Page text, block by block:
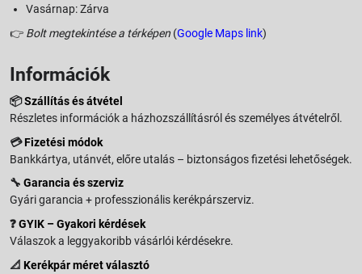
Vasárnap: Zárva
👉 Bolt megtekintése a térképen (Google Maps link)
Információk
📦Szállítás és átvétel
Részletes információk a házhozszállításról és személyes átvételről.
💳Fizetési módok
Bankkártya, utánvét, előre utalás – biztonságos fizetési lehetőségek.
🔧 Garancia és szerviz
Gyári garancia + professzionális kerékpárszerviz.
❓GYIK – Gyakori kérdések
Válaszok a leggyakoribb vásárlói kérdésekre.
📐 Kerékpár méret választó